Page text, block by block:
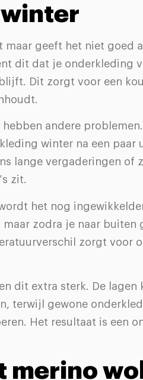
maar geeft het niet goed
dit dat je onderkleding
Dit zorgt voor een
andere
winter na een paar
lange vergaderingen of
zit.
het nog
maar zodra je naar buiten
zorgt voor
dit extra sterk. De
terwijl gewone
Het resultaat is een
merino